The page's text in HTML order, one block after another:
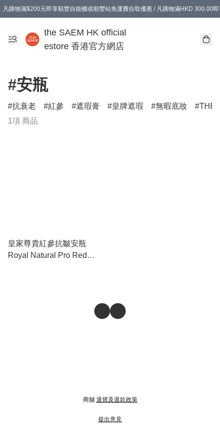
凡購物滿$200元即享順豐自能櫃或順豐站免運費自取優惠 / 凡購物滿HKD 300.00
the SAEM HK official
estore 香港官方網店
#安瓶
抗衰老 紅參 遮瑕膏 皇牌遮瑕 無暇底妝
1項 商品
皇家尊貴紅參抗皺安瓶
Royal Natural Pro Red
商舖 退貨及退款政策
提出意見